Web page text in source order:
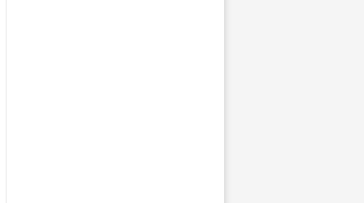
长在主持中说：
究，粘接世界美好，希望
行业进步和发展的事情！
！